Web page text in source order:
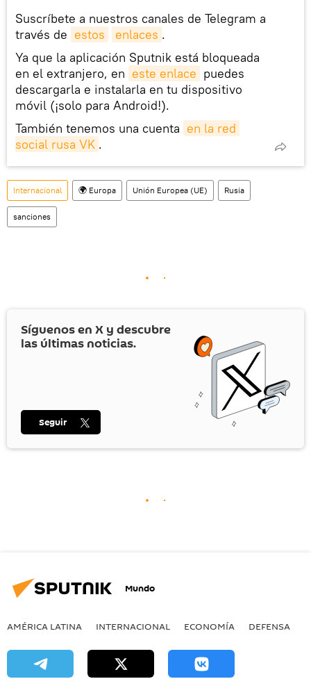
Suscríbete a nuestros canales de Telegram a
través de estos enlaces .
Ya que la aplicación Sputnik está bloqueada
en el extranjero, en este enlace puedes
descargarla e instalarla en tu dispositivo
móvil (¡solo para Android!).
También tenemos una cuenta en la red
social rusa VK .
Internacional 🌍 Europa Unión Europea (UE) Rusia
sanciones
Síguenos en X y descubre
las últimas noticias.
Seguir
Mundo
AMÉRICA LATINA INTERNACIONAL ECONOMÍA DEFENSA